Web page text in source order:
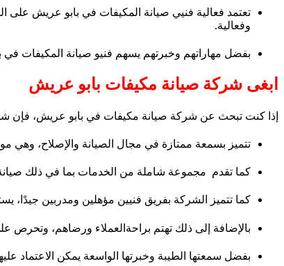
تعتمد فعالية فنيي صيانة المكيفات في بابو عريش على
وفعالية.
بفضل مهاراتهم وخبرتهم يسهم فنيو صيانة المكيفات
ابغى شركة صيانة مكيفات بابو عريش
إذا كنت تبحث عن شركة صيانة مكيفات في بابو عريش، فإن
تتميز بسمعة ممتازة في مجال الصيانة والإصلاح، وهي
كما تقدم مجموعة شاملة من الخدمات بما في ذلك صيانة
كما تتميز الشركة بفريق فنيين مؤهلين ومدربين جيدًا،
بالإضافة إلى ذلك تهتم براحةالعملاء ورضاهم، وتحرص
بفضل سمعتها الطيبة وخبرتها الواسعة يمكن الاعتماد